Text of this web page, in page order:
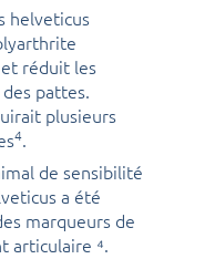
helveticus
réduit les
pattes.
plusieurs
4.
de sensibilité
a été
marqueurs de
articulaire ⁴.